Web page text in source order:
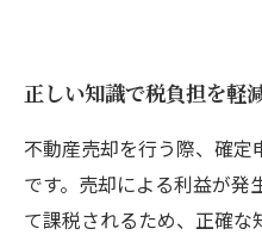
正しい知識で税負担を軽
不動産売却を行う際、確
です。売却による利益が発
て課税されるため、正確